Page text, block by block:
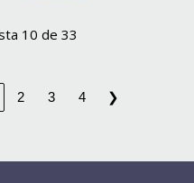
10 de 33
2 3 4 ❯